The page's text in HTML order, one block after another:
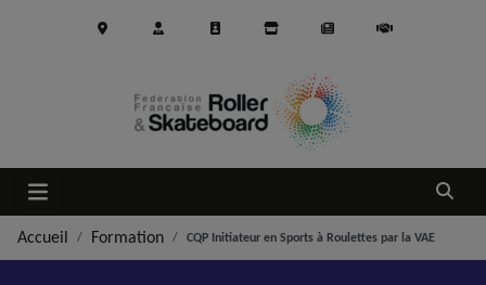
Ouvrir
Accueil Formation CQP Initiateur en Sports à Roulettes par la VAE